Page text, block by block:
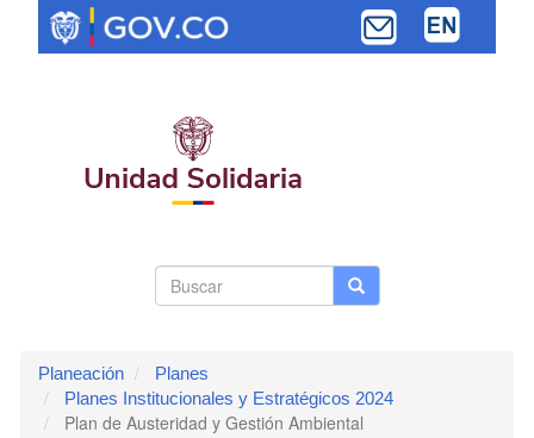
contenido
Buscar Buscar
Planeación
Planes
Planes Institucionales y Estratégicos 2024
Plan de Austeridad y Gestión Ambiental